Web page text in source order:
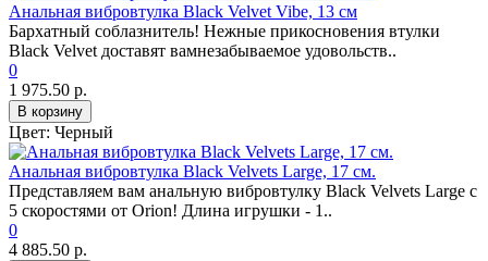
Анальная вибровтулка Black Velvet Vibe, 13 см
Бархатный соблазнитель! Нежные прикосновения втулки
Black Velvet доставят вамнезабываемое удовольств..
0
1 975.50 р.
В корзину
Цвет: Черный
Анальная вибровтулка Black Velvets Large, 17 см.
Представляем вам анальную вибровтулку Black Velvets Large с
5 скоростями от Orion! Длина игрушки - 1..
0
4 885.50 р.